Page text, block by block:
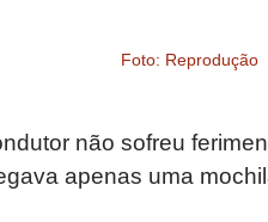
Foto: Reprodução
não sofreu
apenas uma